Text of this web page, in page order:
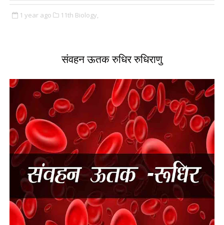
1 year ago 11th Biology,
संवहन ऊतक रुधिर रुधिराणु